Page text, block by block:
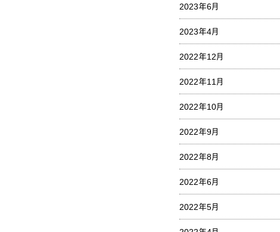
2023年6月
2023年4月
2022年12月
2022年11月
2022年10月
2022年9月
2022年8月
2022年6月
2022年5月